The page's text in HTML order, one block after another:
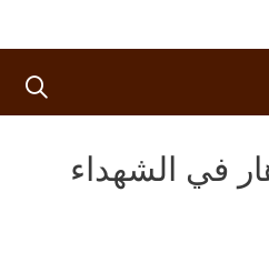
في الشهداء